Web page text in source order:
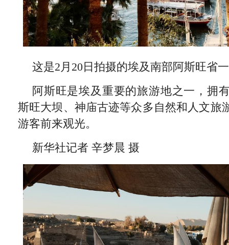
这是2月20日拍摄的埃及南部阿斯旺省
阿斯旺是埃及重要的旅游地之一，拥
斯旺大坝、神庙古迹等众多自然和人文旅
游客前来观光。
新华社记者 辛梦晨 摄